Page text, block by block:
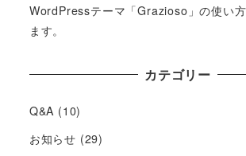
WordPressテーマ「Grazioso」の使い
ます。
カテゴリー
Q&A (10)
お知らせ (29)